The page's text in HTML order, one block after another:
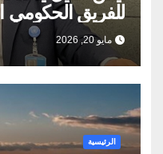
للفريق الحكومي
في التنميه في
مايو 20, 2026
الرئيسية